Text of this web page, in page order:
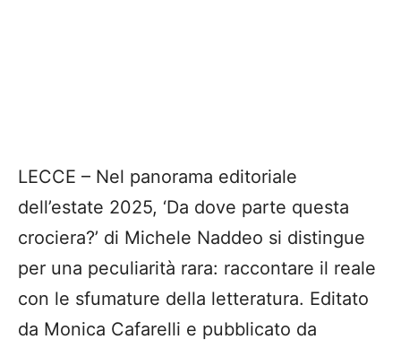
LECCE – Nel panorama editoriale
dell’estate 2025, ‘Da dove parte questa
crociera?’ di Michele Naddeo si distingue
per una peculiarità rara: raccontare il reale
con le sfumature della letteratura. Editato
da Monica Cafarelli e pubblicato da